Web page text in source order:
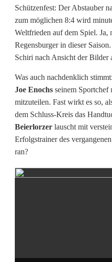
Schützenfest: Der Abstauber
zum möglichen 8:4 wird
Weltfrieden auf dem Spiel. Ja,
Regensburger in dieser
Schiri nach Ansicht der Bilder
Was auch nachdenklich
Joe Enochs seinem Sportchef
mitzuteilen. Fast wirkt es so,
dem Schluss-Kreis das
Beierlorzer lauscht mit
Erfolgstrainer des
ran?